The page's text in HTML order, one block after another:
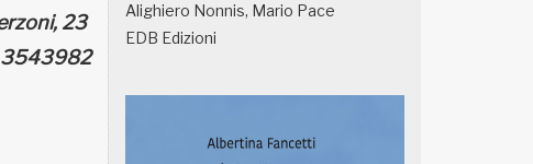
23
Alighiero Nonnis, Mario Pace
EDB Edizioni